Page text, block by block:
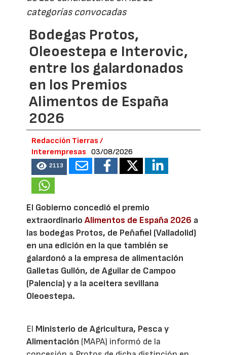
categorías convocadas
Bodegas Protos,
Oleoestepa e Interovic,
entre los galardonados
en los Premios
Alimentos de España
2026
Redacción Tierras /
Interempresas
03/08/2026
2113
El Gobierno concedió el premio
extraordinarioAlimentos de España 2026 a
las bodegas Protos, de Peñafiel (Valladolid)
en una edición en la que también se
galardonó a la empresa de alimentación
Galletas Gullón, de Aguilar de Campoo
(Palencia) y a la aceitera sevillana
Oleoestepa.
El Ministerio de Agricultura, Pesca y
Alimentación (MAPA) informó de la